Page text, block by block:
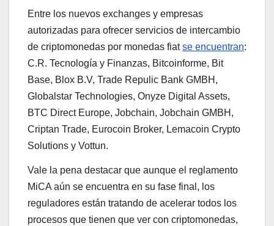
Entre los nuevos exchanges y empresas
autorizadas para ofrecer servicios de intercambio
de criptomonedas por monedas fiatse encuentran:
C.R. Tecnología y Finanzas, Bitcoinforme, Bit
Base, Blox B.V, Trade Repulic Bank GMBH,
Globalstar Technologies, Onyze Digital Assets,
BTC Direct Europe, Jobchain, Jobchain GMBH,
Criptan Trade, Eurocoin Broker, Lemacoin Crypto
Solutions y Vottun.
Vale la pena destacar que aunque el reglamento
MiCA aún se encuentra en su fase final, los
reguladores están tratando de acelerar todos los
procesos que tienen que ver con criptomonedas,